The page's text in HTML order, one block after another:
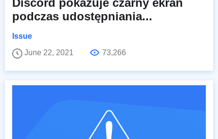
Discord pokazuje czarny ekran
podczas udostępniania...
Issue
June 22, 2021
73,266